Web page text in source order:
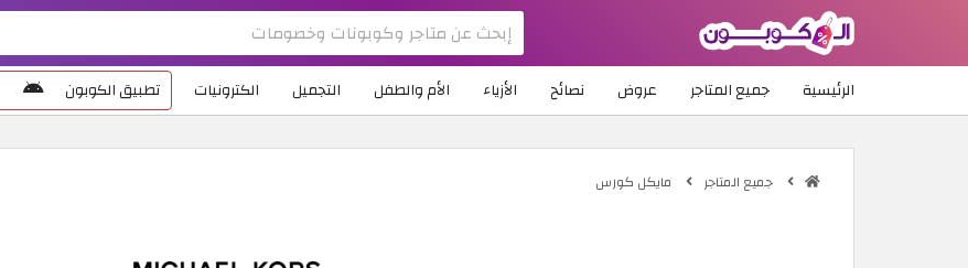
الرئيسية جميع المتاجر عروض نصائح الأزياء الأم والطفل التجميل الكترونيات تطبيق الكوبون
جميع المتاجر مايكل كورس